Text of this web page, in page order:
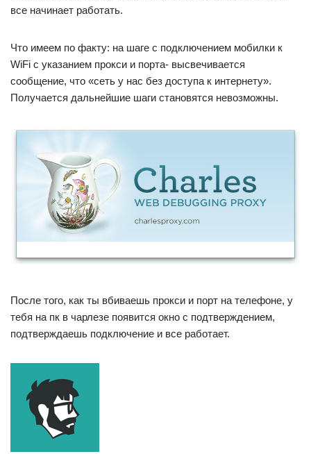
все начинает работать.
Что имеем по факту: на шаге с подключением мобилки к
WiFi с указанием прокси и порта- высвечивается
сообщение, что «сеть у нас без доступа к интернету».
Получается дальнейшие шаги становятся невозможны.
После того, как ты вбиваешь прокси и порт на телефоне, у
тебя на пк в чарлезе появится окно с подтверждением,
подтверждаешь подключение и все работает.